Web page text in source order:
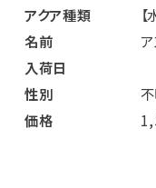
アクア種類
名前
入荷日
性別
価格